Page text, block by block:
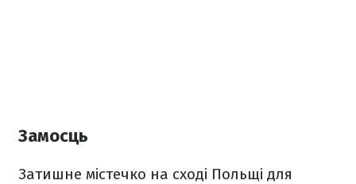
Замосць
Затишне містечко на сході Польщі для